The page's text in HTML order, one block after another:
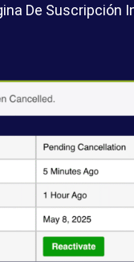
De Suscripción